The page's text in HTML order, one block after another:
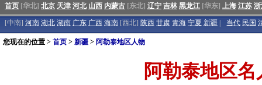
首页 [华北] 北京 天津 河北 山西 内蒙古 [东北] 辽宁 吉林 黑龙江 [华东] 上海 江苏
[中南] 河南 湖北 湖南 广东 广西 海南 [西北] 陕西 甘肃 青海 宁夏 新疆 当代 民国
您现在的位置 > 首页 > 新疆 > 阿勒泰地区人物
阿勒泰地区名